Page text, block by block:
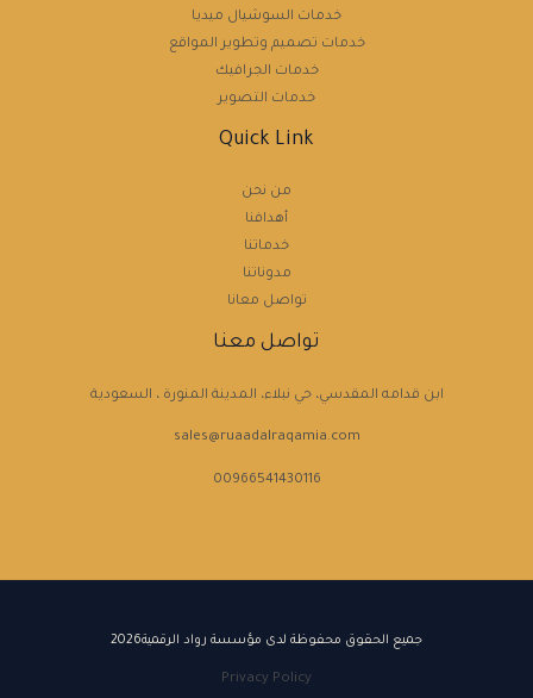
خدمات السوشيال ميديا
خدمات تصميم وتطوير المواقع
خدمات الجرافيك
خدمات التصوير
Quick Link
من نحن
أهدافنا
خدماتنا
مدوناتنا
تواصل معانا
تواصل معنا
ابن قدامه المقدسي، حي نبلاء، المدينة المنورة ، السعودية
sales@ruaadalraqamia.com
00966541430116
جميع الحقوق محفوظة لدى مؤسسة رواد الرقمية2026
Privacy Policy